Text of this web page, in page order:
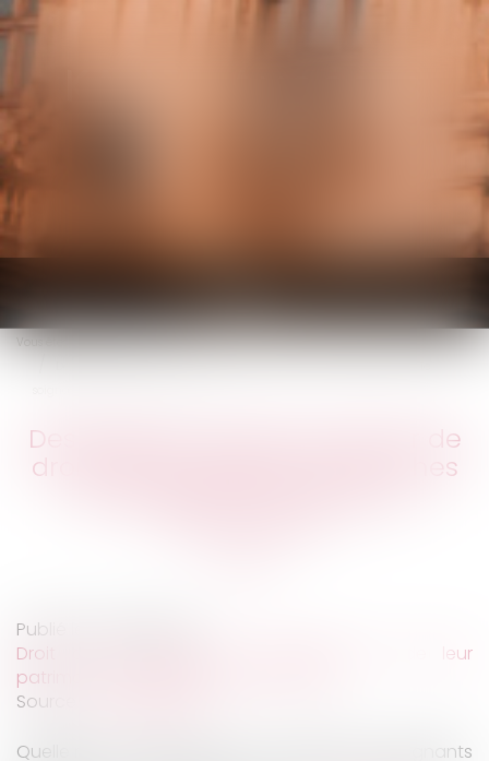
KALIFA Avocats
Ouvrir
le
menu
Vous êtes ici :Accueil
Des députés veulent exonérer de
droits de succession les proches
Publié le :
Droit de la famille, des personnes et de leur
patrimoine
Source :
Quelle reconnaissance pour les familles de soignants